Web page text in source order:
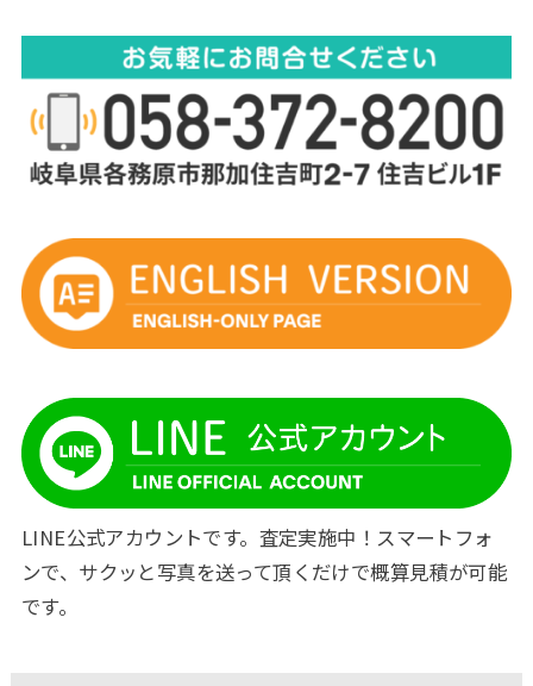
LINE公式アカウントです。査定実施中！スマートフォ
ンで、サクッと写真を送って頂くだけで概算見積が可能
です。